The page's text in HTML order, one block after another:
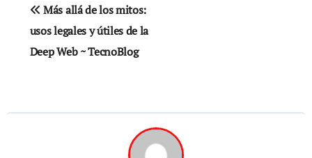
de
entradas
Más allá de los mitos:
usos legales y útiles de la
Deep Web ~ TecnoBlog